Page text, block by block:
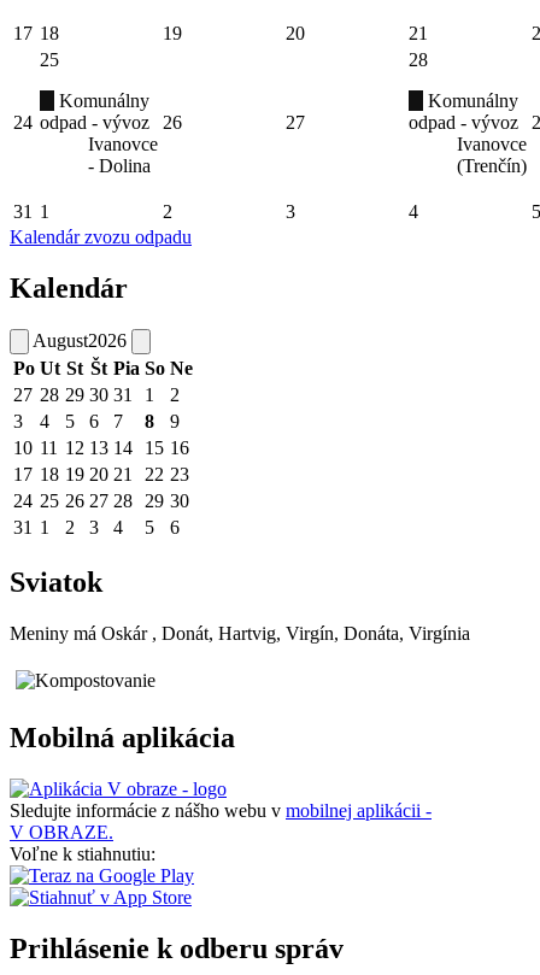
17 18 19 20 21
24
25
Komunálny
odpad - vývoz
Ivanovce
- Dolina
26 27
28
Komunálny
odpad - vývoz
Ivanovce
(Trenčín)
31 1 2 3 4
5
Kalendár zvozu odpadu
Kalendár
August2026
Po Ut St Št Pia So Ne
27 28 29 30 31 1
2
3
4 5 6 7 8
9
10 11 12 13 14 15 16
17 18 19 20 21 22 23
24 25 26 27 28 29 30
31 1 2 3 4 5 6
Sviatok
Meniny má Oskár , Donát, Hartvig, Virgín, Donáta, Virgínia
Mobilná aplikácia
Sledujte informácie z nášho webu v mobilnej aplikácii -
V OBRAZE.
Voľne k stiahnutiu:
Prihlásenie k odberu správ